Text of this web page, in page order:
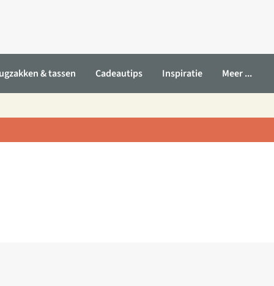
& tassen Cadeautips Inspiratie Meer ...